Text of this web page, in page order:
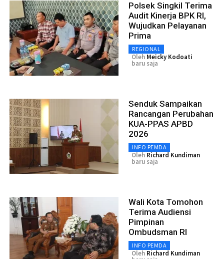
Polsek Singkil Terima
Audit Kinerja BPK RI,
Wujudkan Pelayanan
Prima
REGIONAL
Oleh Meicky Kodoati
baru saja
Senduk Sampaikan
Rancangan Perubahan
KUA-PPAS APBD
2026
INFO PEMDA
Oleh Richard Kundiman
baru saja
Wali Kota Tomohon
Terima Audiensi
Pimpinan
Ombudsman RI
INFO PEMDA
Oleh Richard Kundiman